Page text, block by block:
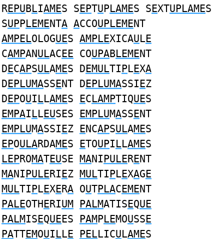
REPUBLIAMES SEPTUPLAMES SEXTUPLAMES
SUPPLEMENTA ACCOUPLEMENT
AMPELOLOGUES AMPLEXICAULE
CAMPANULACEE COUPABLEMENT
DECAPSULAMES DEMULTIPLEXA
DEPLUMASSENT DEPLUMASSIEZ
DEPOUILLAMES ECLAMPTIQUES
EMPAILLEUSES EMPLUMASSENT
EMPLUMASSIEZ ENCAPSULAMES
EPOULARDAMES ETOUPILLAMES
LEPROMATEUSE MANIPULERENT
MANIPULERIEZ MULTIPLEXAGE
MULTIPLEXERA OUTPLACEMENT
PALEOTHERIUM PALMATISEQUE
PALMISEQUEES PAMPLEMOUSSE
PATTEMOUILLE PELLICULAMES